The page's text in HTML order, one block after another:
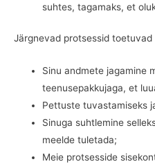
suhtes, tagamaks, et
Järgnevad protsessid
Sinu andmete jagamine
teenusepakkujaga, et
Pettuste tuvastamiseks
Sinuga suhtlemine
meelde tuletada;
Meie protsesside